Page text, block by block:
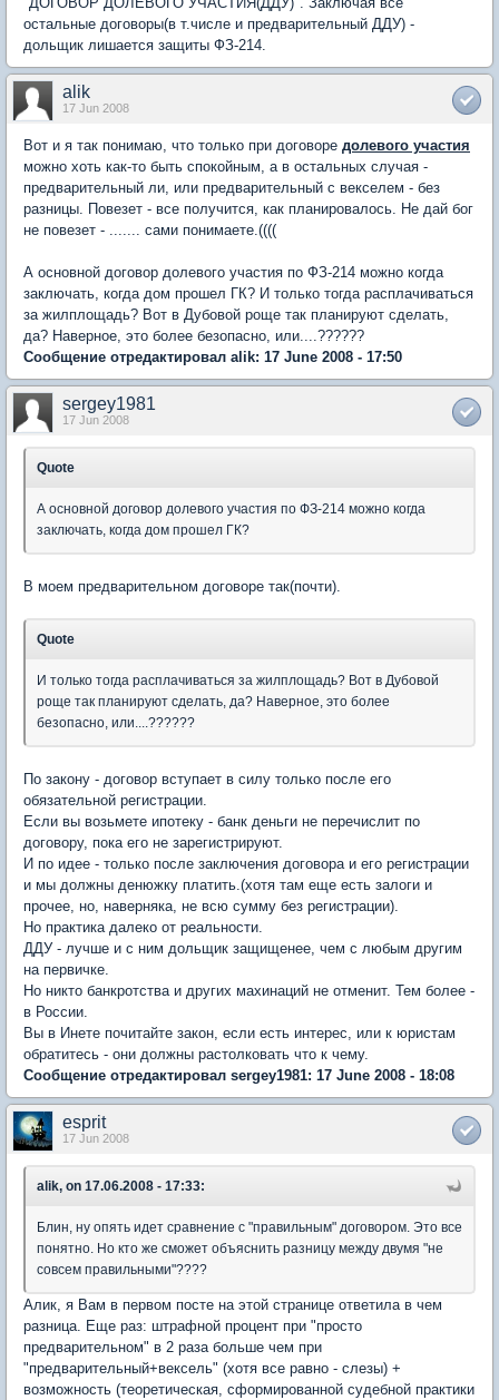
остальные договоры(в т.числе и предварительный ДДУ) -
дольщик лишается защиты ФЗ-214.
alik
17 Jun 2008
Вот и я так понимаю, что только при договоре долевого участия
можно хоть как-то быть спокойным, а в остальных случая -
предварительный ли, или предварительный с векселем - без
разницы. Повезет - все получится, как планировалось. Не дай бог
не повезет - ....... сами понимаете.((((
А основной договор долевого участия по ФЗ-214 можно когда
заключать, когда дом прошел ГК? И только тогда расплачиваться
за жилплощадь? Вот в Дубовой роще так планируют сделать,
да? Наверное, это более безопасно, или....??????
Сообщение отредактировал alik: 17 June 2008 - 17:50
sergey1981
17 Jun 2008
Quote
А основной договор долевого участия по ФЗ-214 можно когда
заключать, когда дом прошел ГК?
В моем предварительном договоре так(почти).
Quote
И только тогда расплачиваться за жилплощадь? Вот в Дубовой
роще так планируют сделать, да? Наверное, это более
безопасно, или....??????
По закону - договор вступает в силу только после его
обязательной регистрации.
Если вы возьмете ипотеку - банк деньги не перечислит по
договору, пока его не зарегистрируют.
И по идее - только после заключения договора и его регистрации
и мы должны денюжку платить.(хотя там еще есть залоги и
прочее, но, наверняка, не всю сумму без регистрации).
Но практика далеко от реальности.
ДДУ - лучше и с ним дольщик защищенее, чем с любым другим
на первичке.
Но никто банкротства и других махинаций не отменит. Тем более -
в России.
Вы в Инете почитайте закон, если есть интерес, или к юристам
обратитесь - они должны растолковать что к чему.
Сообщение отредактировал sergey1981: 17 June 2008 - 18:08
esprit
17 Jun 2008
alik, on 17.06.2008 - 17:33:
Блин, ну опять идет сравнение с "правильным" договором. Это все
понятно. Но кто же сможет объяснить разницу между двумя "не
совсем правильными"????
Алик, я Вам в первом посте на этой странице ответила в чем
разница. Еще раз: штрафной процент при "просто
предварительном" в 2 раза больше чем при
"предварительный+вексель" (хотя все равно - слезы) +
возможность (теоретическая, сформированной судебной практики